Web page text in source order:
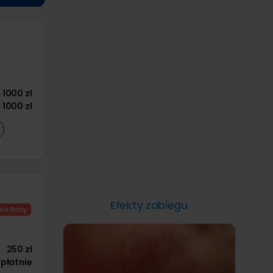
1000 zł
1000 zł
250 zł
Efekty zabiegu